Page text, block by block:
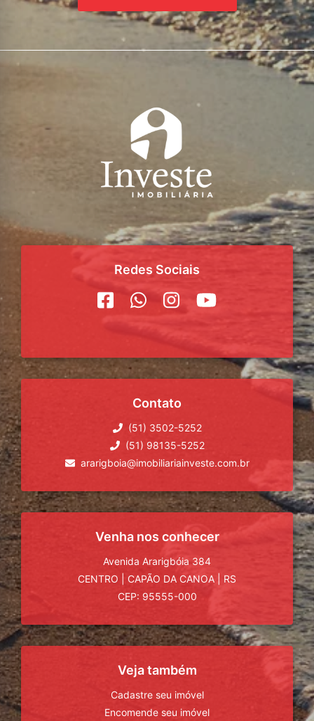
Redes Sociais
Contato
(51) 3502-5252
(51) 98135-5252
ararigboia@imobiliariainveste.com.br
Venha nos conhecer
Avenida Ararigbóia 384
CENTRO
CAPÃO DA CANOA
RS
CEP: 95555-000
Veja também
Cadastre seu imóvel
Encomende seu imóvel